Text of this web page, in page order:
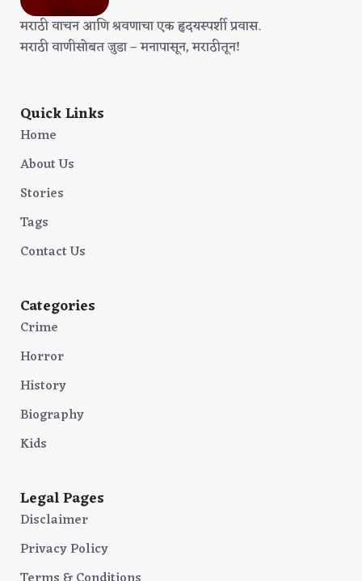
मराठी वाचन आणि श्रवणाचा एक हृदयस्पर्शी प्रवास.
मराठी वाणीसोबत जुडा – मनापासून, मराठीतून!
Quick Links
Home
About Us
Stories
Tags
Contact Us
Categories
Crime
Horror
History
Biography
Kids
Legal Pages
Disclaimer
Privacy Policy